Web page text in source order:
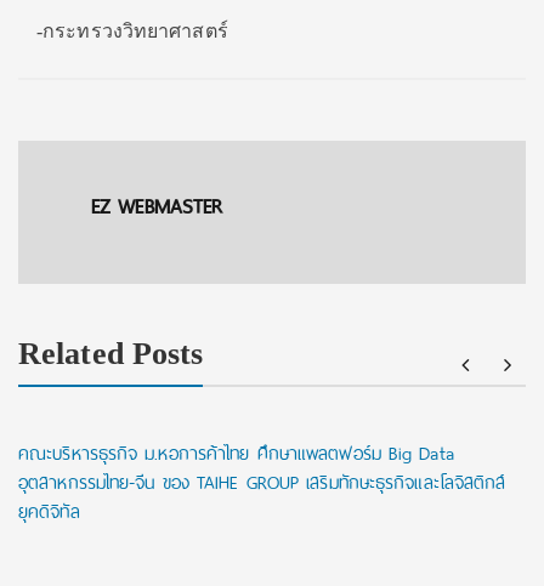
-กระทรวงวิทยาศาสตร์
EZ WEBMASTER
Related Posts
คณะบริหารธุรกิจ ม.หอการค้าไทย ศึกษาแพลตฟอร์ม Big Data
อุตสาหกรรมไทย-จีน ของ TAIHE GROUP เสริมทักษะธุรกิจและโลจิสติกส์
ยุคดิจิทัล